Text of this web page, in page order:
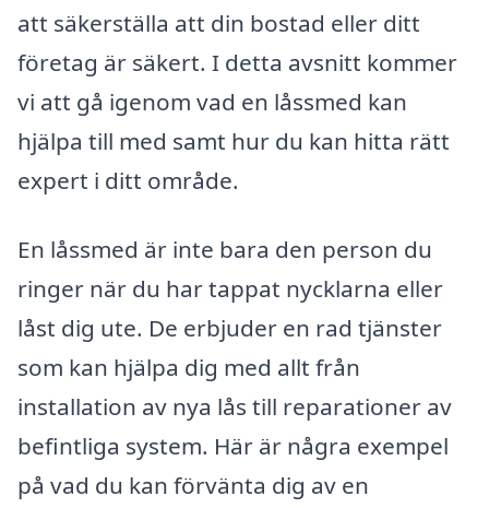
att säkerställa att din bostad eller ditt
företag är säkert. I detta avsnitt kommer
vi att gå igenom vad en låssmed kan
hjälpa till med samt hur du kan hitta rätt
expert i ditt område.
En låssmed är inte bara den person du
ringer när du har tappat nycklarna eller
låst dig ute. De erbjuder en rad tjänster
som kan hjälpa dig med allt från
installation av nya lås till reparationer av
befintliga system. Här är några exempel
på vad du kan förvänta dig av en